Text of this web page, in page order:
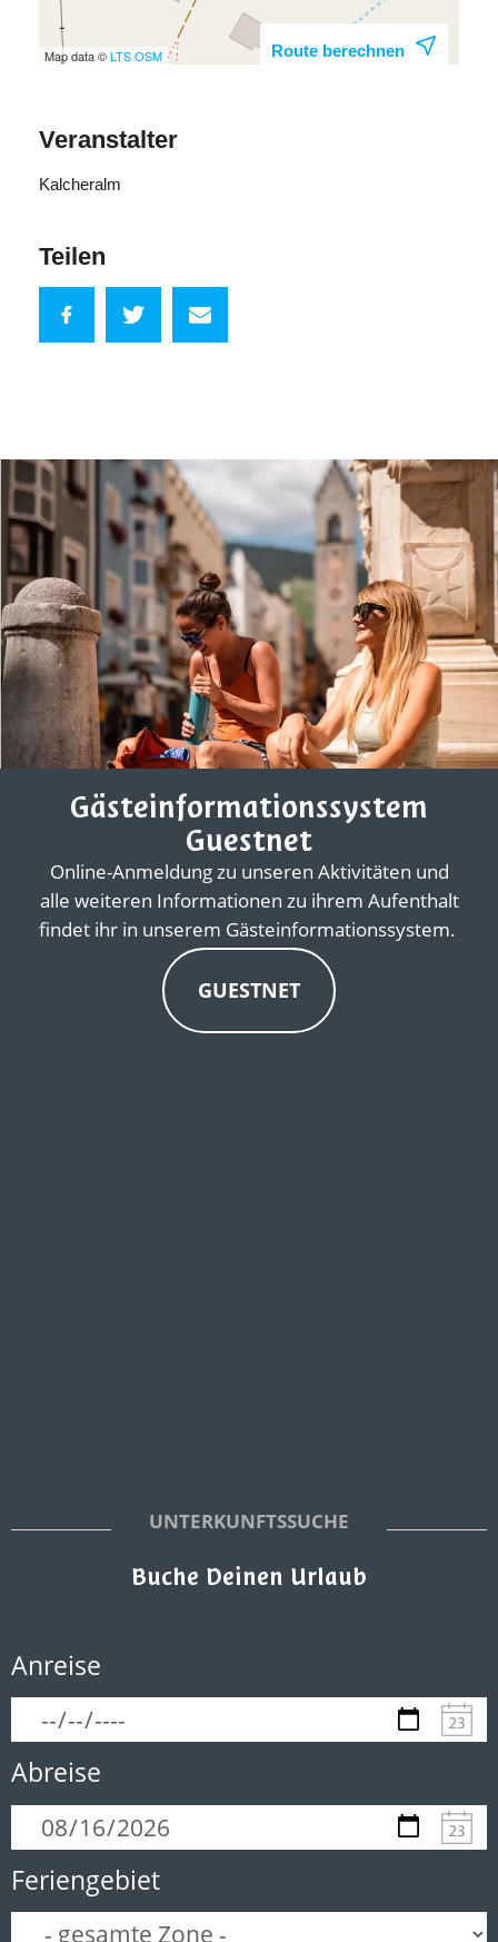
Map data ©LTSOSM Route berechnen
Veranstalter
Kalcheralm
Teilen
Gästeinformationssystem
Guestnet
Online-Anmeldung zu unseren Aktivitäten und
alle weiteren Informationen zu ihrem Aufenthalt
findet ihr in unserem Gästeinformationssystem.
GUESTNET
UNTERKUNFTSSUCHE
Buche Deinen Urlaub
Anreise
Abreise
Feriengebiet